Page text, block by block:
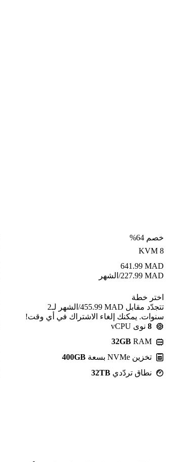
خصم 64%
KVM 8
MAD
641.99
MAD
227.99/الشهر
اختر خطة
تتجدّد مقابل MAD ⁦455.99⁩/الشهر لـ2
سنوات. يمكنك إلغاء الاشتراك في أي وقت!
8 نوى vCPU
32GB RAM
تخزين NVMe بسعة
400GB
نطاق تردّدي 32TB